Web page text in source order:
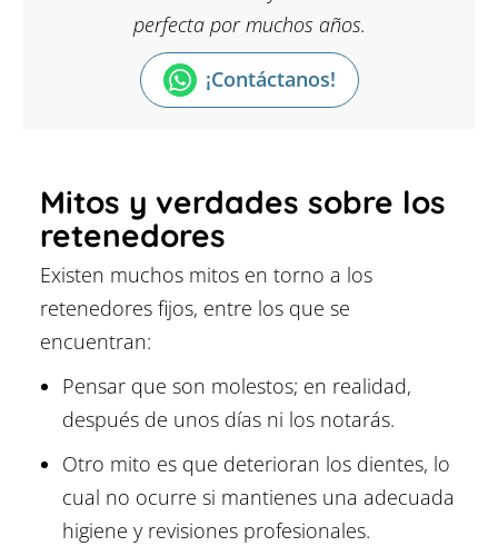
perfecta por muchos años.
¡Contáctanos!
Mitos y verdades sobre los
retenedores
Existen muchos mitos en torno a los
retenedores fijos, entre los que se
encuentran:
Pensar que son molestos; en realidad,
después de unos días ni los notarás.
Otro mito es que deterioran los dientes, lo
cual no ocurre si mantienes una adecuada
higiene y revisiones profesionales.